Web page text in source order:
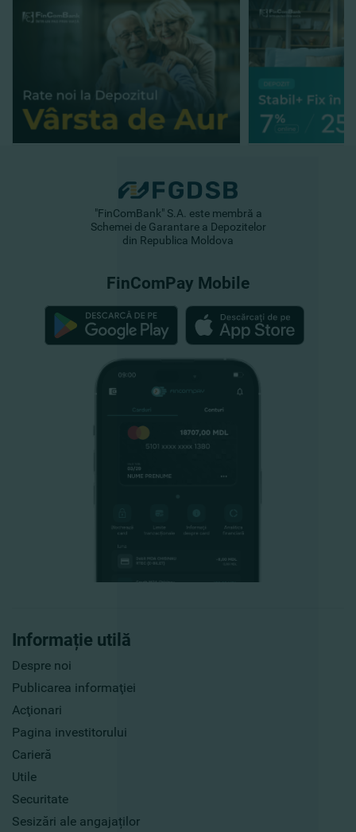
Informație utilă
Despre noi
Publicarea informaţiei
Acţionari
Pagina investitorului
Carieră
Utile
Securitate
Sesizări ale angajaților
"FinComBank" S.A. este membră a
Schemei de Garantare a Depozitelor
din Republica Moldova
FinComPay Mobile